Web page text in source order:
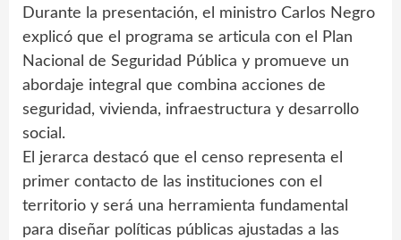
Durante la presentación, el ministro Carlos Negro
explicó que el programa se articula con el Plan
Nacional de Seguridad Pública y promueve un
abordaje integral que combina acciones de
seguridad, vivienda, infraestructura y desarrollo
social.
El jerarca destacó que el censo representa el
primer contacto de las instituciones con el
territorio y será una herramienta fundamental
para diseñar políticas públicas ajustadas a las